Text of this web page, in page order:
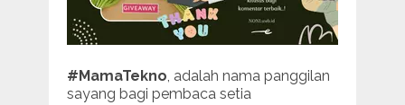
#MamaTekno, adalah nama panggilan
sayang bagi pembaca setia